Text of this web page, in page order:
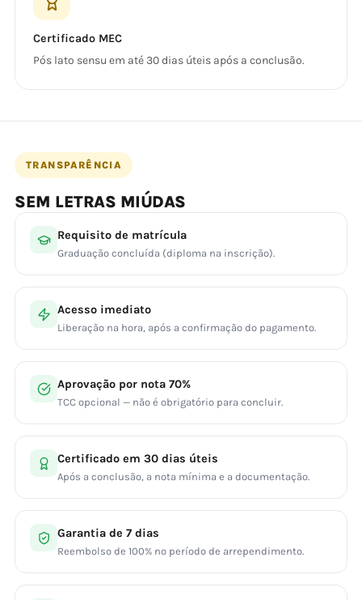
Certificado MEC
Pós lato sensu em até 30 dias úteis após a conclusão.
TRANSPARÊNCIA
SEM LETRAS MIÚDAS
Requisito de matrícula
Graduação concluída (diploma na inscrição).
Acesso imediato
Liberação na hora, após a confirmação do pagamento.
Aprovação por nota 70%
TCC opcional — não é obrigatório para concluir.
Certificado em 30 dias úteis
Após a conclusão, a nota mínima e a documentação.
Garantia de 7 dias
Reembolso de 100% no período de arrependimento.